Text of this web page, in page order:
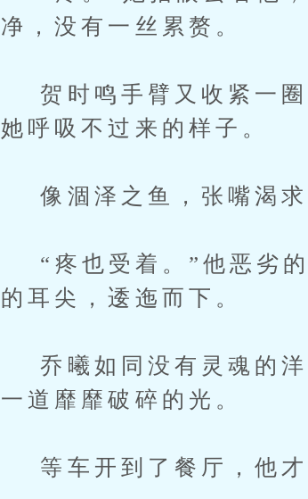
净，没有一丝累赘。
贺时鸣手臂又收紧一圈
她呼吸不过来的样子。
像涸泽之鱼，张嘴渴求
“疼也受着。”他恶劣的
的耳尖，逶迤而下。
乔曦如同没有灵魂的洋
一道靡靡破碎的光。
等车开到了餐厅，他才